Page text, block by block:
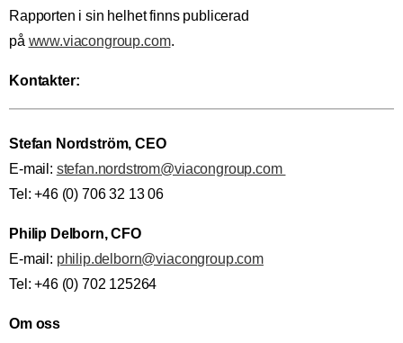
Rapporten i sin helhet finns publicerad
på www.viacongroup.com.
Kontakter:
Stefan Nordström, CEO
E-mail: stefan.nordstrom@viacongroup.com
Tel: +46 (0) 706 32 13 06
Philip Delborn, CFO
E-mail: philip.delborn@viacongroup.com
Tel: +46 (0) 702 125264
Om oss